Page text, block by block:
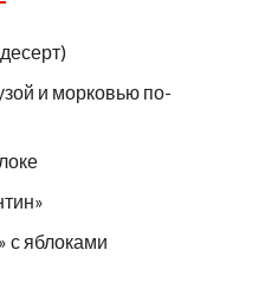
и морковью по-
с яблоками